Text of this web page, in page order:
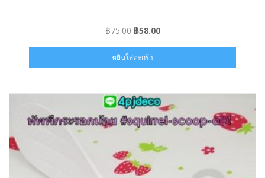
฿75.00 Original
was:
฿75.00.
฿58.00Current
฿58.00.
หยิบใส่ตะกร้า